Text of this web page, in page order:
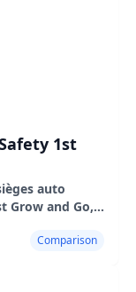
1st
auto
Grow and Go,
Comparison